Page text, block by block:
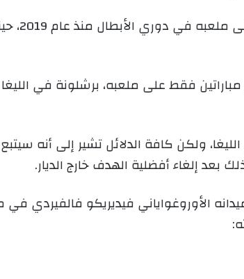
ولم
فقط على ملعبه، برشلونة في
بطريقة 4-3-3 المعتادة في الليغا، ولكن كافة
بعد إلغاء أفضلية الهدف خارج الديار.
الأوروغواياني فيديريكو فالفيردي في